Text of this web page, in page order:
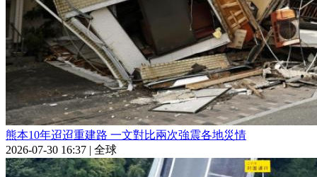
熊本10年迢迢重建路 一文對比兩次強震各地災情
2026-07-30 16:37 | 全球